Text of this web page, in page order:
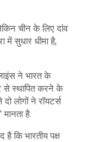
चीन के लिए दांव
में सुधार धीमा है,
ने भारत के
से स्थापित करने के
लोगों ने रॉयटर्स
है.
कि भारतीय पक्ष